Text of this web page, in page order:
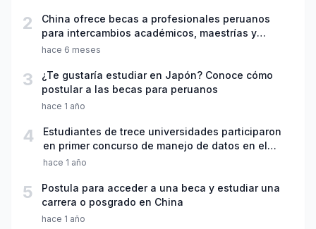
2
China ofrece becas a profesionales peruanos
para intercambios académicos, maestrías y
doctorados
hace 6 meses
3
¿Te gustaría estudiar en Japón? Conoce cómo
postular a las becas para peruanos
hace 1 año
4
Estudiantes de trece universidades participaron
en primer concurso de manejo de datos en el
agua potable
hace 1 año
5
Postula para acceder a una beca y estudiar una
carrera o posgrado en China
hace 1 año